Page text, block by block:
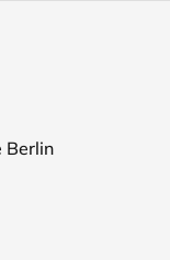
Berlin